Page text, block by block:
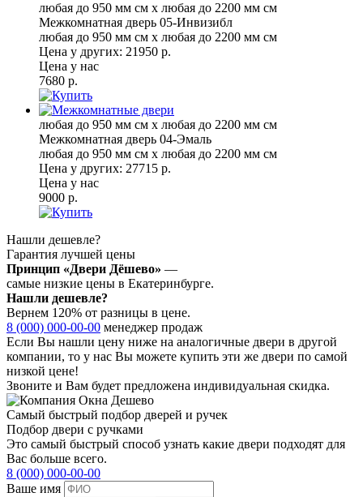
любая до 950 мм см x любая до 2200 мм см
Межкомнатная дверь 05-Инвизибл
любая до 950 мм см x любая до 2200 мм см
Цена у других: 21950 р.
Цена у нас
7680 р.
любая до 950 мм см x любая до 2200 мм см
Межкомнатная дверь 04-Эмаль
любая до 950 мм см x любая до 2200 мм см
Цена у других: 27715 р.
Цена у нас
9000 р.
Нашли дешевле?
Гарантия лучшей цены
Принцип «Двери Дёшево» —
самые низкие цены в Екатеринбурге.
Нашли дешевле?
Вернем 120% от разницы в цене.
8 (000) 000-00-00 менеджер продаж
Если Вы нашли цену ниже на аналогичные двери в другой
компании, то у нас Вы можете купить эти же двери по самой
низкой цене!
Звоните и Вам будет предложена индивидуальная скидка.
Самый быстрый подбор дверей и ручек
Подбор двери с ручками
Это самый быстрый способ узнать какие двери подходят для
Вас больше всего.
8 (000) 000-00-00
Ваше имя